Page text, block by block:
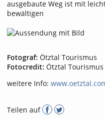
ausgebaute Weg ist mit
bewältigen
Fotograf: Ötztal Tourismus
Fotocredit: Ötztal Tourismus
weitere Info:
Teilen auf